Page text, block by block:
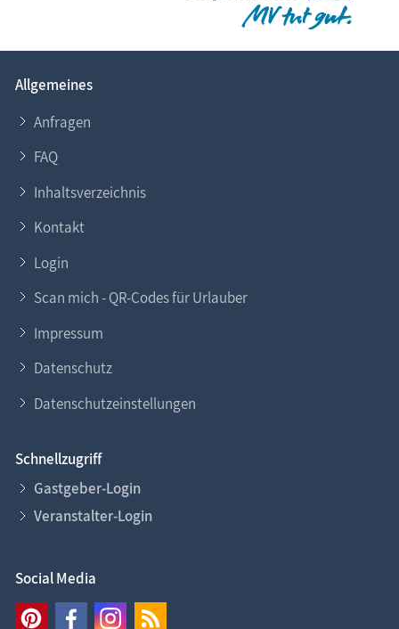
Allgemeines
Anfragen
FAQ
Inhaltsverzeichnis
Kontakt
Login
Scan mich - QR-Codes für Urlauber
Impressum
Datenschutz
Datenschutzeinstellungen
Schnellzugriff
Gastgeber-Login
Veranstalter-Login
Social Media